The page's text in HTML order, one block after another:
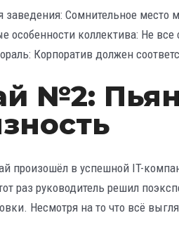
заведения: Сомнительное
особенности коллектива: Не
Корпоратив должен
№2:
произошёл в успешной IT-
раз руководитель решил
Несмотря на то что всё